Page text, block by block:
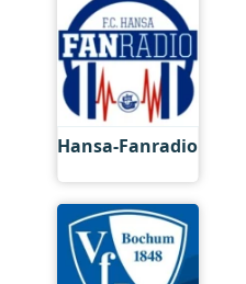
Hansa-Fanradio